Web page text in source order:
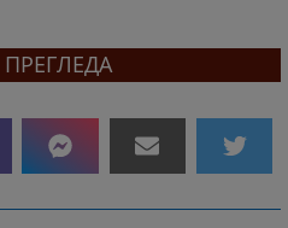
ПРЕГЛЕДА